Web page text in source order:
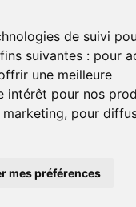
de suivi
suivantes : pour
une meilleure
intérêt pour nos
, pour
mes préférences
UN SPÉCIALISTE